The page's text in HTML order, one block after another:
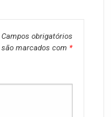
Campos obrigatórios
são marcados com *